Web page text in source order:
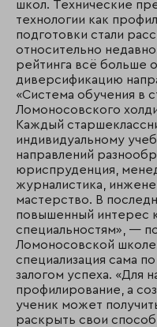
школ. Технические
технологии как
подготовки стали
относительно
рейтинга всё больше
диверсификацию
«Система обучения в
Ломоносовского
Каждый
индивидуальному
направлений
юриспруденция,
журналистика,
мастерство. В
повышенный интерес
специальностям», —
Ломоносовской
специализация сама
залогом успеха. «Для
профилирование, а
ученик может
раскрыть свои